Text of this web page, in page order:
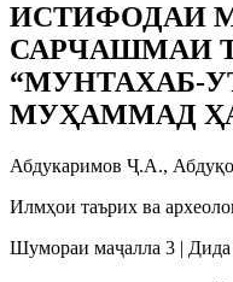
ИСТИФОДАИ
САРЧАШМАИ
“МУНТАХАБ-
МУҲАММАД
Абдукаримов Ҷ.А.,
Илмҳои таърих ва
Шумораи маҷалла 3 |